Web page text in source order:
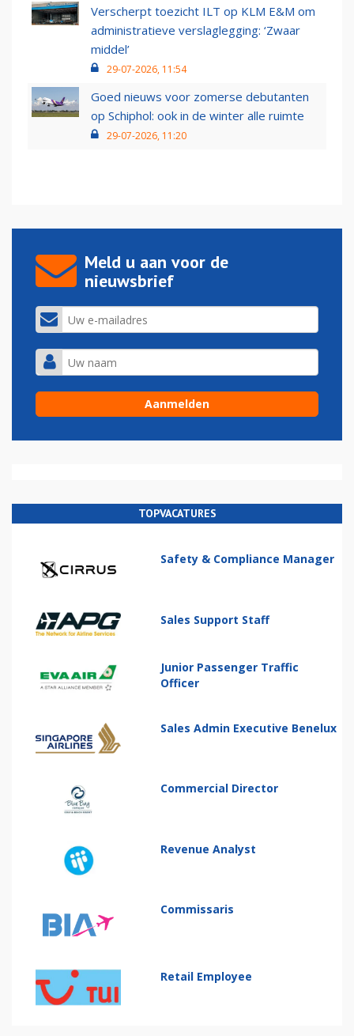
Verscherpt toezicht ILT op KLM E&M om
administratieve verslaglegging: ‘Zwaar
middel’
29-07-2026, 11:54
Goed nieuws voor zomerse debutanten
op Schiphol: ook in de winter alle ruimte
29-07-2026, 11:20
Meld u aan voor de
nieuwsbrief
TOPVACATURES
Safety & Compliance Manager
Sales Support Staff
Junior Passenger Traffic
Officer
Sales Admin Executive Benelux
Commercial Director
Revenue Analyst
Commissaris
Retail Employee